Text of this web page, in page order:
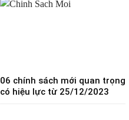
06 chính sách mới quan trọng
có hiệu lực từ 25/12/2023